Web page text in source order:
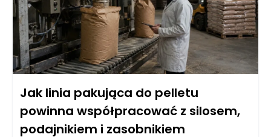
Jak linia pakująca do pelletu
powinna współpracować z silosem,
podajnikiem i zasobnikiem